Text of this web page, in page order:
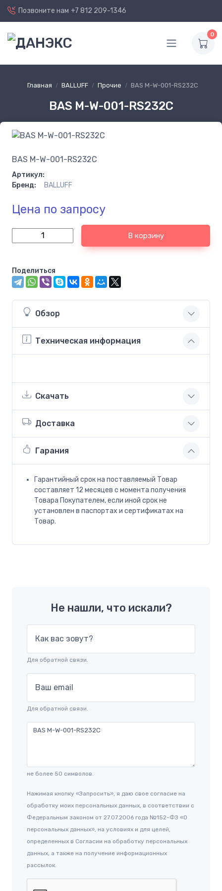
Позвоните нам +7 812 209-1346
0
Главная BALLUFF Прочие BAS M-W-001-RS232C
BAS M-W-001-RS232C
BAS M-W-001-RS232C
Артикул:
Бренд:
BALLUFF
Цена по запросу
В корзину
Поделиться
Обзор
Техническая информация
Скачать
Доставка
Гарания
Гарантийный срок на поставляемый Товар
составляет 12 месяцев с момента получения
Товара Покупателем, если иной срок не
установлен в паспортах и сертификатах на
Товар.
Не нашли, что искали?
Как вас зовут?
Для обратной связи.
Ваш email
Для обратной связи.
не более 50 символов.
Нажимая кнопку «Запросить», я даю свое согласие на
обработку моих персональных данных, в соответствии с
Федеральным законом от 27.07.2006 года №152-ФЗ «О
персональных данных», на условиях и для целей,
определенных в Согласии на обработку персональных
данных, а также на получение информационных
рассылок.